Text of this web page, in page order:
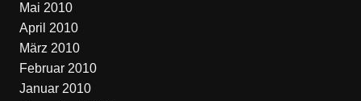
Mai 2010
April 2010
März 2010
Februar 2010
Januar 2010